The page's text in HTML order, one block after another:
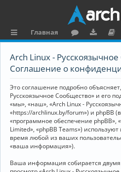
ы
к
и
Главная
ру
ру
и
ку
е
н
та
ц
я
Arch Linux -
Соглашение о
Это соглашение подробно
Русскоязычное Сообщество» и его
«мы», «наш», «Arch Linux -
«https://archlinux.by/forum») и phpBB
«программное обеспечение phpBB»,
Limited», «phpBB Teams»)
время любой из ваших
«ваша информация»).
Ваша информация собирается